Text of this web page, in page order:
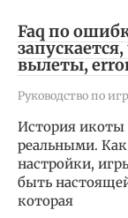
Faq по
вылеты,
Руководство по
История икоты
реальными.
настройки,
быть
которая